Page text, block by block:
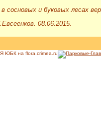
сосновых и буковых лесах
08.06.2015.
на flora.crimea.ru